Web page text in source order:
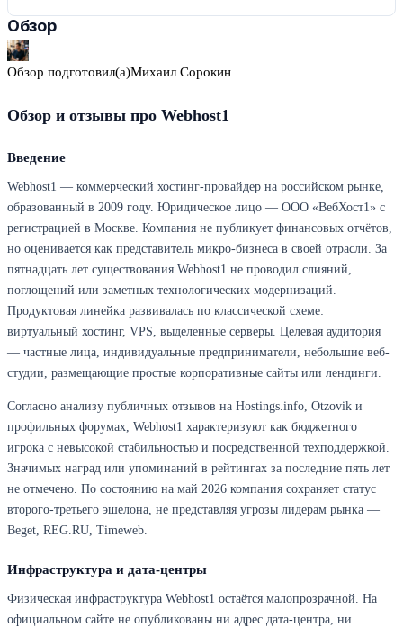
Обзор
Обзор подготовил(а)Михаил Сорокин
Обзор и отзывы про Webhost1
Введение
Webhost1 — коммерческий хостинг-провайдер на российском рынке,
образованный в 2009 году. Юридическое лицо — ООО «ВебХост1» с
регистрацией в Москве. Компания не публикует финансовых отчётов,
но оценивается как представитель микро-бизнеса в своей отрасли. За
пятнадцать лет существования Webhost1 не проводил слияний,
поглощений или заметных технологических модернизаций.
Продуктовая линейка развивалась по классической схеме:
виртуальный хостинг, VPS, выделенные серверы. Целевая аудитория
— частные лица, индивидуальные предприниматели, небольшие веб-
студии, размещающие простые корпоративные сайты или лендинги.
Согласно анализу публичных отзывов на Hostings.info, Otzovik и
профильных форумах, Webhost1 характеризуют как бюджетного
игрока с невысокой стабильностью и посредственной техподдержкой.
Значимых наград или упоминаний в рейтингах за последние пять лет
не отмечено. По состоянию на май 2026 компания сохраняет статус
второго-третьего эшелона, не представляя угрозы лидерам рынка —
Beget, REG.RU, Timeweb.
Инфраструктура и дата-центры
Физическая инфраструктура Webhost1 остаётся малопрозрачной. На
официальном сайте не опубликованы ни адрес дата-центра, ни